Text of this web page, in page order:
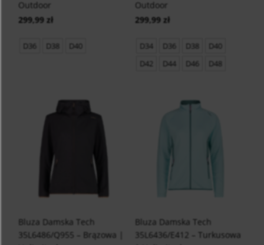
Outdoor
299,99 zł
D36 D38 D40
Outdoor
299,99 zł
D34 D36 D38
D40
D42
D44 D46 D48
Bluza Damska Tech
35L6486/Q955 – Brązowa |
Bluza Damska Tech
35L6436/E412 – Turkusowa